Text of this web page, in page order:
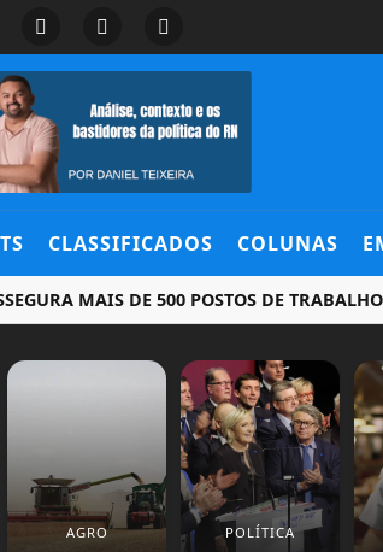
CLASSIFICADOS COLUNAS
MAIS DE 500 POSTOS DE TRABALHO
AGRO POLÍTICA